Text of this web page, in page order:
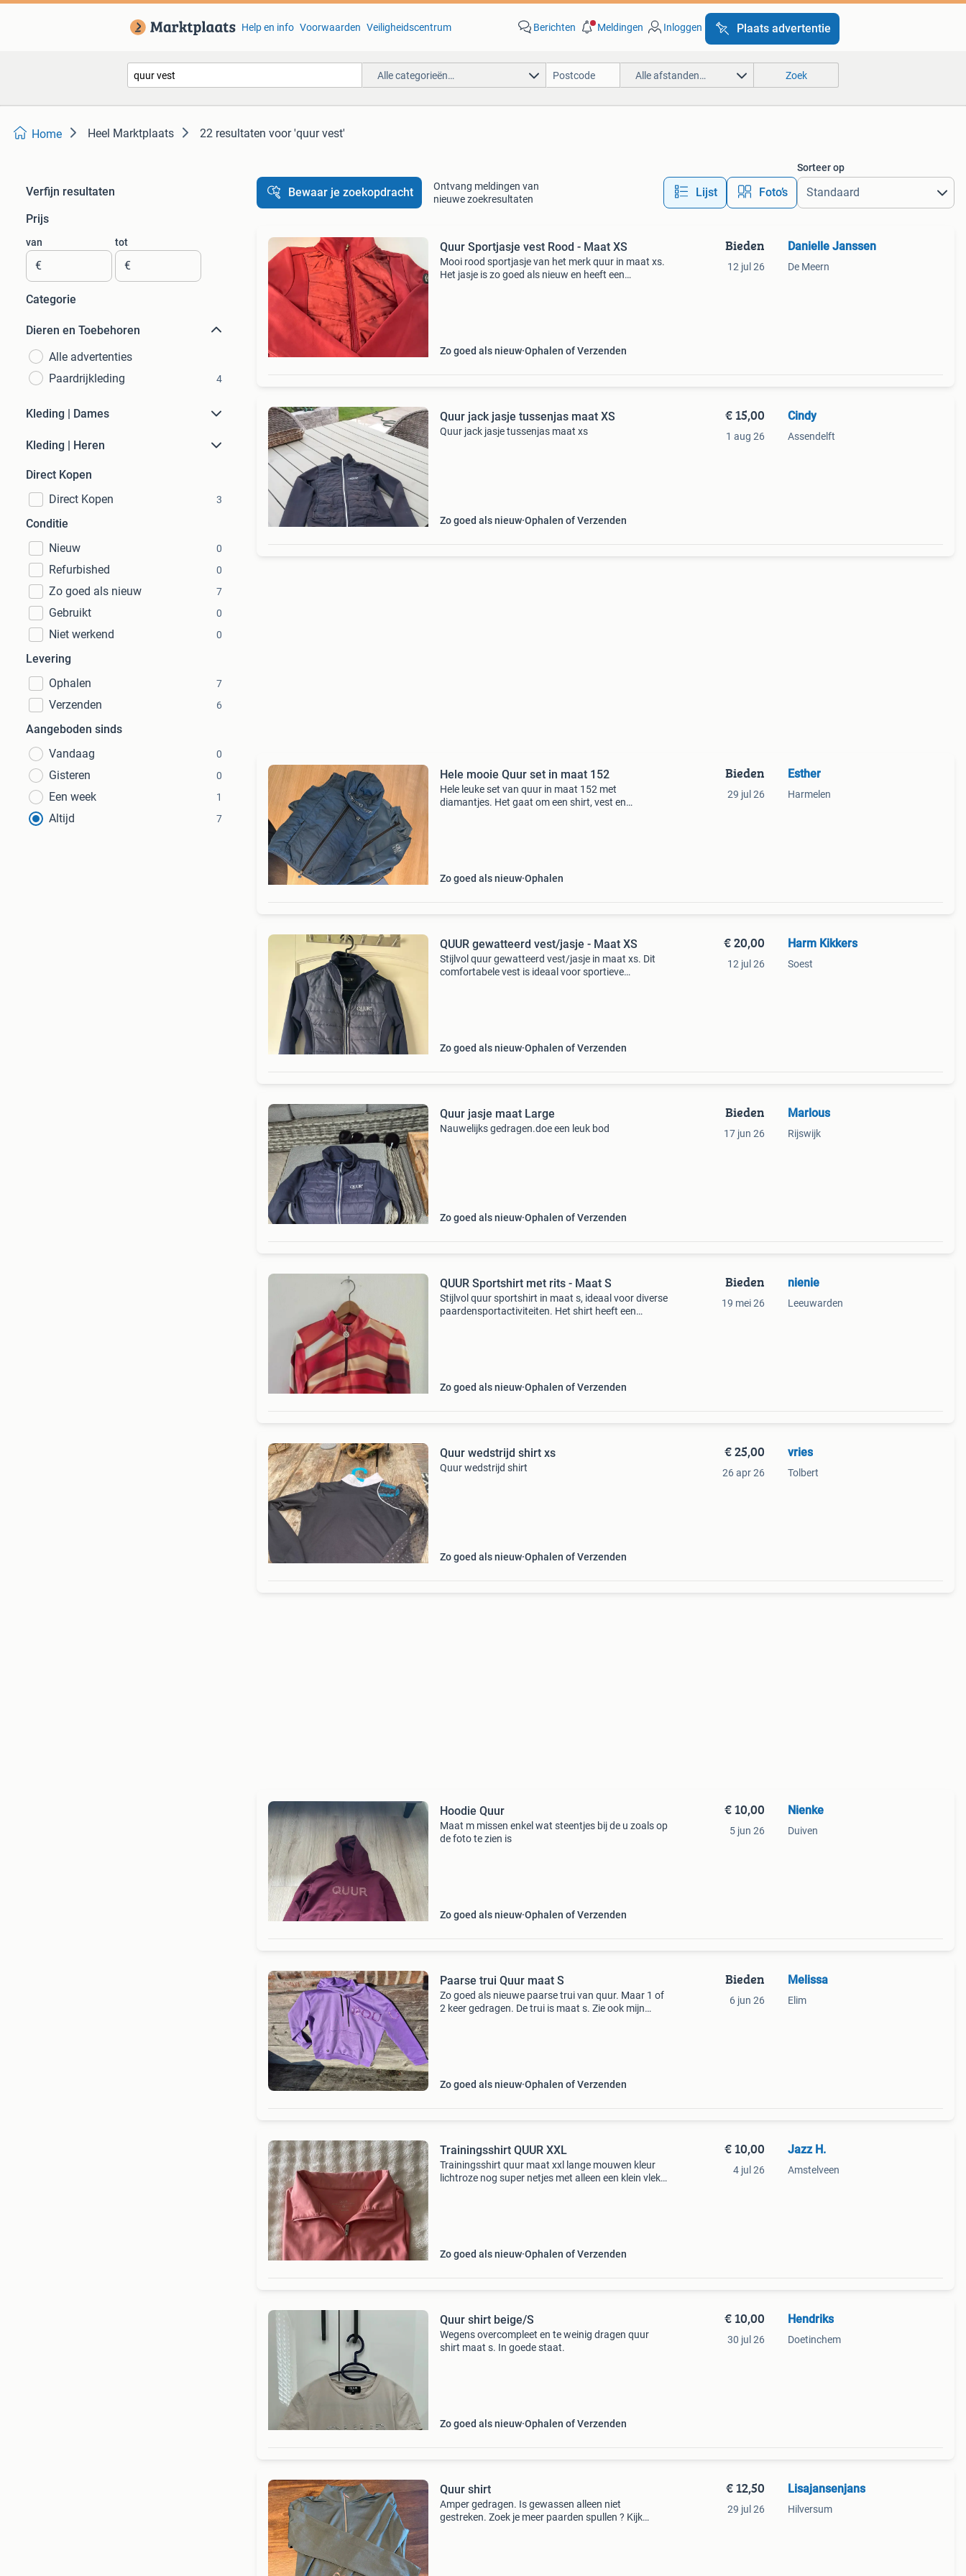
Help en info Voorwaarden Veiligheidscentrum Berichten Meldingen Inloggen Plaats advertentie
Alle categorieën… Alle afstanden… Zoek
Home Heel Marktplaats 22 resultaten voor 'quur vest'
Verfijn resultaten
Prijs
van
€
tot
€
Categorie
Dieren en Toebehoren
Alle advertenties
Paardrijkleding
4
Kleding | Dames
Kleding | Heren
Direct Kopen
Direct Kopen
3
Conditie
Nieuw
0
Refurbished 0
Zo goed als nieuw 7
Gebruikt 0
Niet werkend 0
Levering
Ophalen
7
Verzenden 6
Aangeboden sinds
Vandaag
0
Gisteren 0
Een week 1
Altijd 7
Bewaar je zoekopdracht
Ontvang meldingen van
nieuwe zoekresultaten
Lijst Foto’s
Sorteer op
Quur Sportjasje vest Rood - Maat XS
Mooi rood sportjasje van het merk quur in maat xs.
Het jasje is zo goed als nieuw en heeft een
Zo goed als nieuw Ophalen of Verzenden
Bieden
12 jul 26
Danielle Janssen
De Meern
Quur jack jasje tussenjas maat XS
Quur jack jasje tussenjas maat xs
Zo goed als nieuw Ophalen of Verzenden
€ 15,00
1 aug 26
Cindy
Assendelft
Hele mooie Quur set in maat 152
Hele leuke set van quur in maat 152 met
diamantjes. Het gaat om een shirt, vest en
Zo goed als nieuw Ophalen
Bieden
29 jul 26
Esther
Harmelen
QUUR gewatteerd vest/jasje - Maat XS
Stijlvol quur gewatteerd vest/jasje in maat xs. Dit
comfortabele vest is ideaal voor sportieve
Zo goed als nieuw Ophalen of Verzenden
€ 20,00
12 jul 26
Harm Kikkers
Soest
Quur jasje maat Large
Nauwelijks gedragen.doe een leuk bod
Zo goed als nieuw Ophalen of Verzenden
Bieden
17 jun 26
Marlous
Rijswijk
QUUR Sportshirt met rits - Maat S
Stijlvol quur sportshirt in maat s, ideaal voor diverse
paardensportactiviteiten. Het shirt heeft een
Zo goed als nieuw Ophalen of Verzenden
Bieden
19 mei 26
nienie
Leeuwarden
Quur wedstrijd shirt xs
Quur wedstrijd shirt
Zo goed als nieuw Ophalen of Verzenden
€ 25,00
26 apr 26
vries
Tolbert
Hoodie Quur
Maat m missen enkel wat steentjes bij de u zoals op
de foto te zien is
Zo goed als nieuw Ophalen of Verzenden
€ 10,00
5 jun 26
Nienke
Duiven
Paarse trui Quur maat S
Zo goed als nieuwe paarse trui van quur. Maar 1 of
2 keer gedragen. De trui is maat s. Zie ook mijn
Zo goed als nieuw Ophalen of Verzenden
Bieden
6 jun 26
Melissa
Elim
Trainingsshirt QUUR XXL
Trainingsshirt quur maat xxl lange mouwen kleur
lichtroze nog super netjes met alleen een klein vlekje
Zo goed als nieuw Ophalen of Verzenden
€ 10,00
4 jul 26
Jazz H.
Amstelveen
Quur shirt beige/S
Wegens overcompleet en te weinig dragen quur
shirt maat s. In goede staat.
Zo goed als nieuw Ophalen of Verzenden
€ 10,00
30 jul 26
Hendriks
Doetinchem
Quur shirt
Amper gedragen. Is gewassen alleen niet
gestreken. Zoek je meer paarden spullen ? Kijk
€ 12,50
29 jul 26
Lisajansenjans
Hilversum